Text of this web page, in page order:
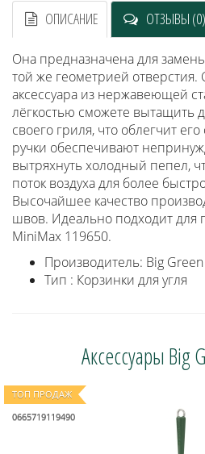
ОПИСАНИЕ ОТЗЫВЫ (0)
Она предназначена для
той же геометрией
аксессуара из нержавеющей
лёгкостью сможете вытащить
своего гриля, что облегчит
ручки обеспечивают
вытряхнуть холодный пепел,
поток воздуха для более
Высочайшее качество
швов. Идеально подходит для
MiniMax 119650.
Производитель: Big
Тип : Корзинки для угля
Аксессуары Big
ТОП ПРОДАЖ
0665719119490